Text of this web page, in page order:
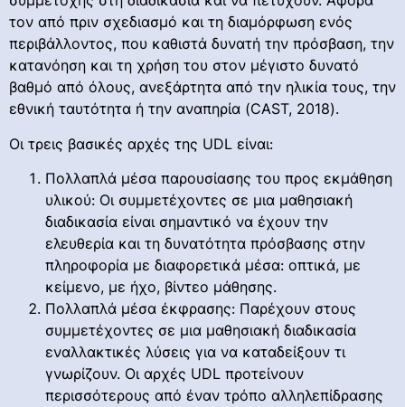
τον από πριν σχεδιασμό και τη διαμόρφωση ενός
περιβάλλοντος, που καθιστά δυνατή την πρόσβαση, την
κατανόηση και τη χρήση του στον μέγιστο δυνατό
βαθμό από όλους, ανεξάρτητα από την ηλικία τους, την
εθνική ταυτότητα ή την αναπηρία (CAST, 2018).
Οι τρεις βασικές αρχές της UDL είναι:
Πολλαπλά μέσα παρουσίασης του προς εκμάθηση
υλικού: Οι συμμετέχοντες σε μια μαθησιακή
διαδικασία είναι σημαντικό να έχουν την
ελευθερία και τη δυνατότητα πρόσβασης στην
πληροφορία με διαφορετικά μέσα: οπτικά, με
κείμενο, με ήχο, βίντεο μάθησης.
Πολλαπλά μέσα έκφρασης: Παρέχουν στους
συμμετέχοντες σε μια μαθησιακή διαδικασία
εναλλακτικές λύσεις για να καταδείξουν τι
γνωρίζουν. Οι αρχές UDL προτείνουν
περισσότερους από έναν τρόπο αλληλεπίδρασης